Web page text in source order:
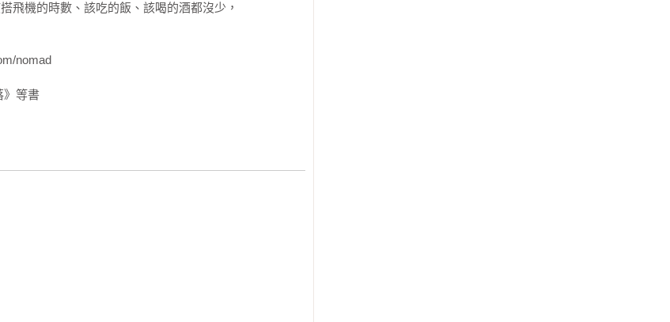
同語言Pisco Sour
國不怎麼要好，都說對方的Pisco Sour是剽竊來的，難
丘比丘滋味
的The Strand Bar，他的Happy Hour是極有誠意的暢飲時
再買魚
這也是我最早在體內注入酒精的party。
搖擺金色波札那
飛機的時數、該吃的飯、該喝的酒都沒少，
nomad
》等書